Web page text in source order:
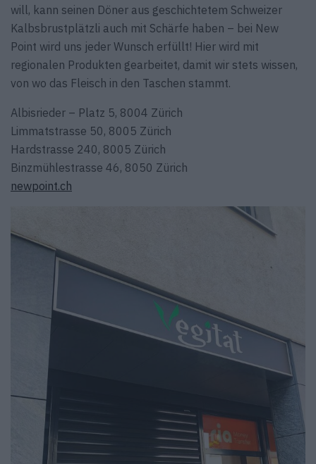
will, kann seinen Döner aus geschichtetem Schweizer
Kalbsbrustplätzli auch mit Schärfe haben – bei New
Point wird uns jeder Wunsch erfüllt! Hier wird mit
regionalen Produkten gearbeitet, damit wir stets wissen,
von wo das Fleisch in den Taschen stammt.
Albisrieder – Platz 5, 8004 Zürich
Limmatstrasse 50, 8005 Zürich
Hardstrasse 240, 8005 Zürich
Binzmühlestrasse 46, 8050 Zürich
newpoint.ch